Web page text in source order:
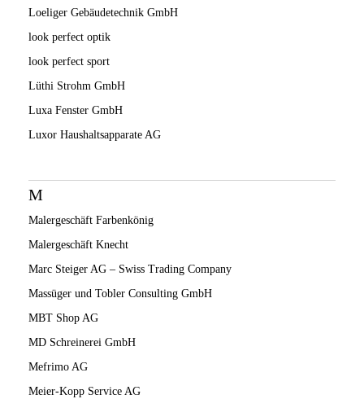
Loeliger Gebäudetechnik GmbH
look perfect optik
look perfect sport
Lüthi Strohm GmbH
Luxa Fenster GmbH
Luxor Haushaltsapparate AG
M
Malergeschäft Farbenkönig
Malergeschäft Knecht
Marc Steiger AG – Swiss Trading Company
Massüger und Tobler Consulting GmbH
MBT Shop AG
MD Schreinerei GmbH
Mefrimo AG
Meier-Kopp Service AG